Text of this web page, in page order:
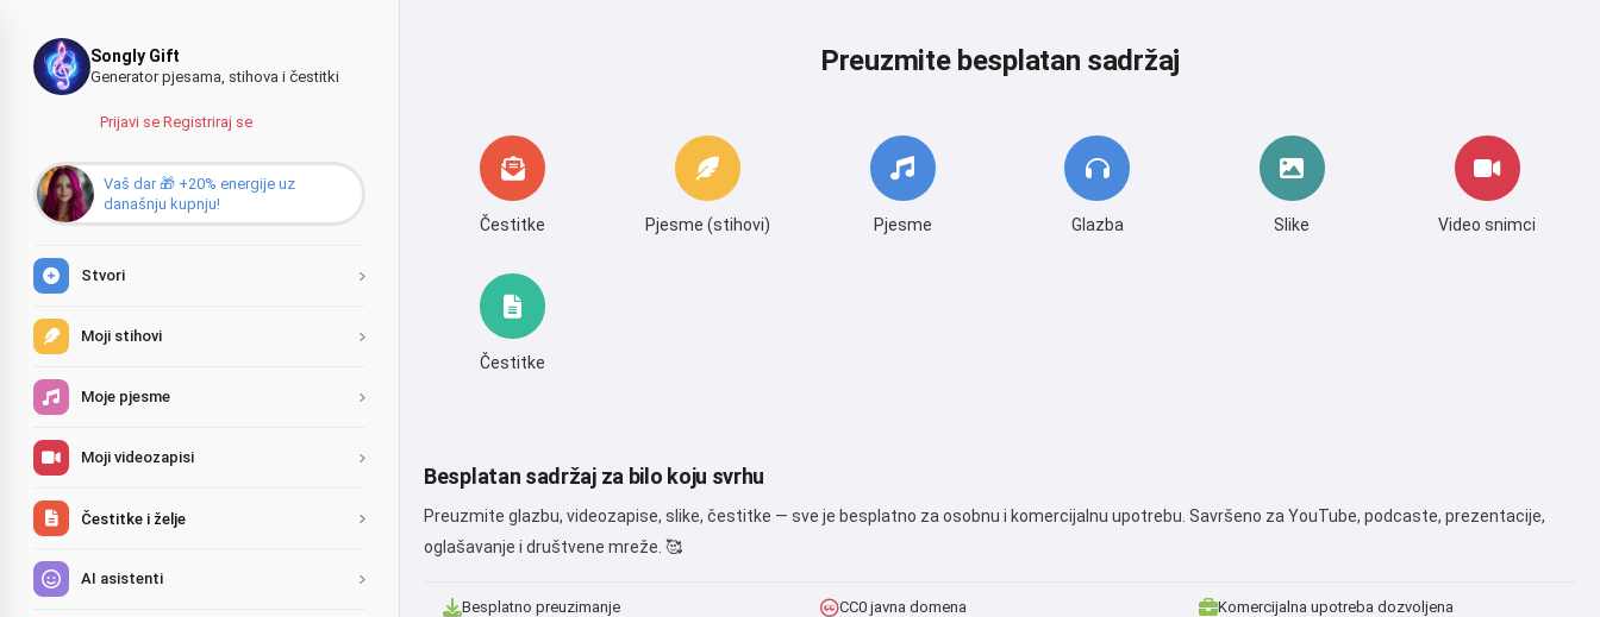
Songly Gift
Generator pjesama, stihova i čestitki
Prijavi se·Registriraj se
Vaš dar 🎁 +20% energije uz
današnju kupnju!
Stvori
Moji stihovi
Moje pjesme
Moji videozapisi
Čestitke i želje
AI asistenti
Preuzmite besplatan sadržaj
Čestitke Pjesme (stihovi) Pjesme Glazba Slike Video snimci
Čestitke
Besplatan sadržaj za bilo koju svrhu
Preuzmite glazbu, videozapise, slike, čestitke — sve je besplatno za osobnu i komercijalnu upotrebu. Savršeno za YouTube, podcaste, prezentacije,
oglašavanje i društvene mreže. 🥰
Besplatno preuzimanje CC0 javna domena Komercijalna upotreba dozvoljena